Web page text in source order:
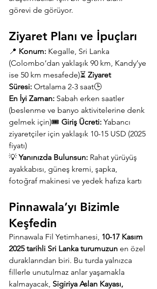
görevi de görüyor.
Ziyaret Planı ve İpuçları
📍 Konum: Kegalle, Sri Lanka
(Colombo’dan yaklaşık 90 km, Kandy’ye
ise 50 km mesafede)⏳ Ziyaret
Süresi: Ortalama 2-3 saat🕒
En İyi Zaman: Sabah erken saatler
(beslenme ve banyo aktivitelerine denk
gelmek için)🎟 Giriş Ücreti: Yabancı
ziyaretçiler için yaklaşık 10-15 USD (2025
fiyatı)
💡 Yanınızda Bulunsun: Rahat yürüyüş
ayakkabısı, güneş kremi, şapka,
fotoğraf makinesi ve yedek hafıza kartı
Pinnawala’yı Bizimle
Keşfedin
Pinnawala Fil Yetimhanesi, 10-17 Kasım
2025 tarihli Sri Lanka turumuzun en özel
duraklarından biri. Bu turda yalnızca
fillerle unutulmaz anlar yaşamakla
kalmayacak, Sigiriya Aslan Kayası,